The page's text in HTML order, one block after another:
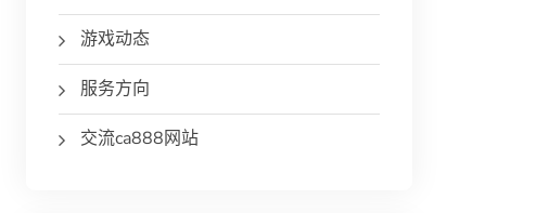
游戏动态
服务方向
交流ca888网站